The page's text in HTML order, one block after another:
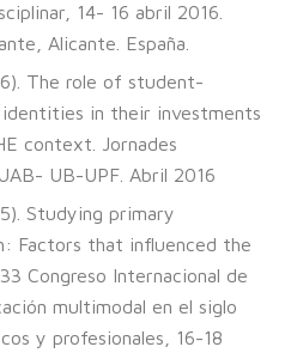
14- 16 abril 2016.
Alicante. España.
The role of student-
identities in their investments
context. Jornades
UB-UPF. Abril 2016
Studying primary
Factors that influenced the
Congreso Internacional de
multimodal en el siglo
y profesionales, 16-18